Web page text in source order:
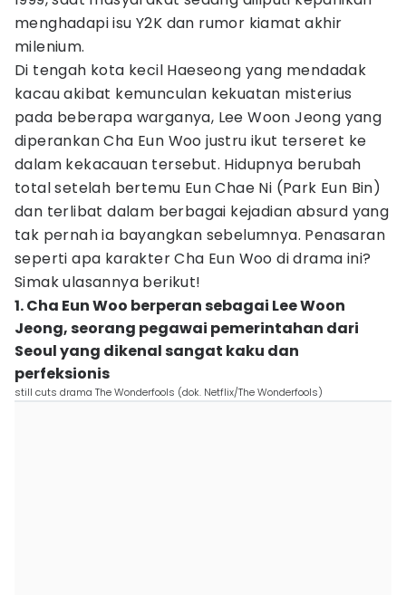
menghadapi isu Y2K dan rumor kiamat akhir
milenium.
Di tengah kota kecil Haeseong yang mendadak
kacau akibat kemunculan kekuatan misterius
pada beberapa warganya, Lee Woon Jeong yang
diperankan Cha Eun Woo justru ikut terseret ke
dalam kekacauan tersebut. Hidupnya berubah
total setelah bertemu Eun Chae Ni (Park Eun Bin)
dan terlibat dalam berbagai kejadian absurd yang
tak pernah ia bayangkan sebelumnya. Penasaran
seperti apa karakter Cha Eun Woo di drama ini?
Simak ulasannya berikut!
1. Cha Eun Woo berperan sebagai Lee Woon
Jeong, seorang pegawai pemerintahan dari
Seoul yang dikenal sangat kaku dan
perfeksionis
still cuts drama The Wonderfools (dok. Netflix/The Wonderfools)